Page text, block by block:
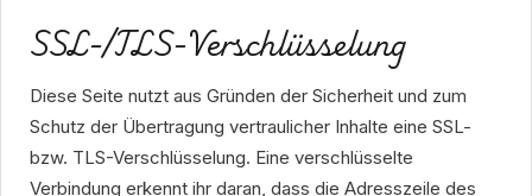
SSL-/TLS-Verschlüsselung
Diese Seite nutzt aus Gründen der Sicherheit und zum
Schutz der Übertragung vertraulicher Inhalte eine SSL-
bzw. TLS-Verschlüsselung. Eine verschlüsselte
Verbindung erkennt ihr daran, dass die Adresszeile des